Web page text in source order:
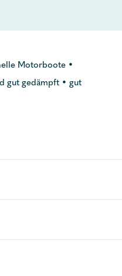
Motorboote •
gut gedämpft • gut